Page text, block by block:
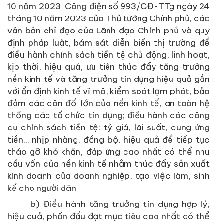
10 năm 2023, Công điện số 993/CĐ-TTg ngày 24
tháng 10 năm 2023 của Thủ tướng Chính phủ, các
văn bản chỉ đạo của Lãnh đạo Chính phủ và quy
định pháp luật, bám sát diễn biến thị trường để
điều hành chính sách tiền tệ chủ động, linh hoạt,
kịp thời, hiệu quả, ưu tiên thúc đẩy tăng trưởng
nền kinh tế và tăng trưởng tín dụng hiệu quả gắn
với ổn định kinh tế vĩ mô, kiểm soát lạm phát, bảo
đảm các cân đối lớn của nền kinh tế, an toàn hệ
thống các tổ chức tín dụng; điều hành các công
cụ chính sách tiền tệ: tỷ giá, lãi suất, cung ứng
tiền... nhịp nhàng, đồng bộ, hiệu quả để tiếp tục
tháo gỡ khó khăn, đáp ứng cao nhất có thể nhu
cầu vốn của nền kinh tế nhằm thúc đẩy sản xuất
kinh doanh của doanh nghiệp, tạo việc làm, sinh
kế cho người dân.
b) Điều hành tăng trưởng tín dụng hợp lý,
hiệu quả, phấn đấu đạt mục tiêu cao nhất có thể